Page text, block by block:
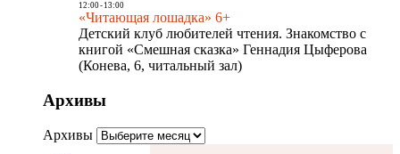
12:00- 13:00
«Читающая лошадка» 6+
Детский клуб любителей чтения. Знакомство с
книгой «Смешная сказка» Геннадия Цыферова
(Конева, 6, читальный зал)
Архивы
Архивы